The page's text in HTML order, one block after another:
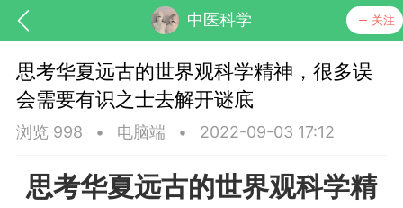
中医科学 关注
思考华夏远古的世界观科学精神，很多误
会需要有识之士去解开谜底
浏览 998 • 电脑端 • 2022-09-03 17:12
思考华夏远古的世界观科学精